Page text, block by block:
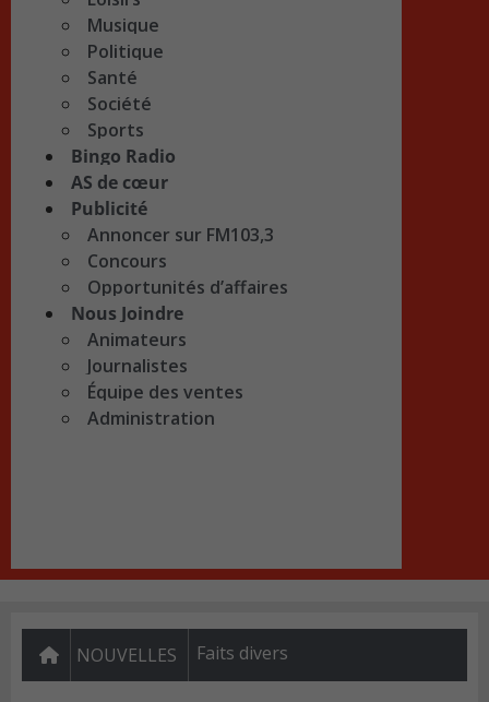
Musique
Politique
Santé
Société
Sports
Bingo Radio
AS de cœur
Publicité
Annoncer sur FM103,3
Concours
Opportunités d’affaires
Nous Joindre
Animateurs
Journalistes
Équipe des ventes
Administration
NOUVELLES Faits divers